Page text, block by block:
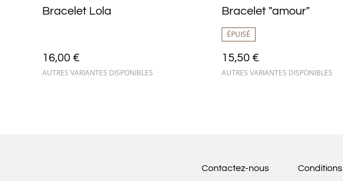
Bracelet Lola
16,00 €
AUTRES VARIANTES DISPONIBLES
Bracelet "amour"
ÉPUISÉ
15,50 €
AUTRES VARIANTES DISPONIBLES
Contactez-nous Conditions